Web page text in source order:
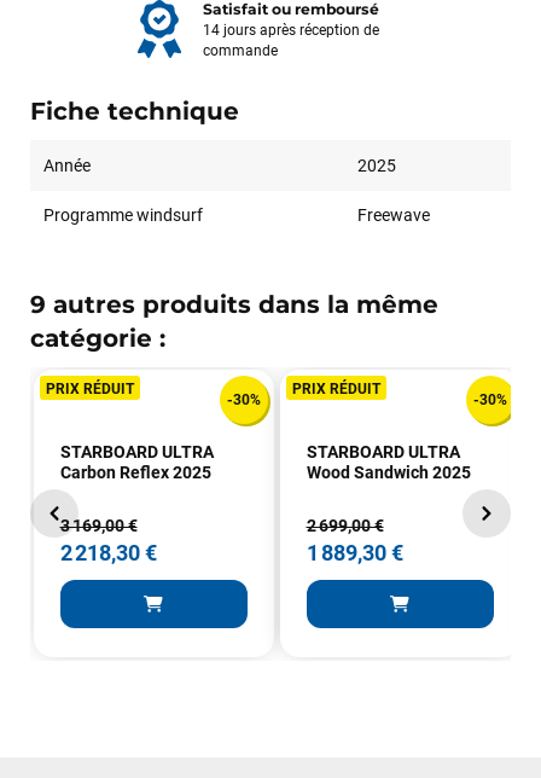
Satisfait ou remboursé
14 jours après réception de
commande
Fiche technique
Année 2025
Programme windsurf Freewave
9 autres produits dans la même
catégorie :
PRIX RÉDUIT
-30%
STARBOARD ULTRA
Carbon Reflex 2025
3 169,00 €
2 218,30 €
PRIX RÉDUIT
-30%
STARBOARD ULTRA
Wood Sandwich 2025
2 699,00 €
1 889,30 €
Frédéric sternheim
il y a 2 semaines
Des conseils (par téléphone), du matos d'occasion de bonne
qualité : c'est toujours un plaisir!